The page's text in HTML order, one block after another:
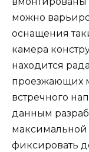
можно
оснащения
камера
находится
проезжающих
встречного
данным
максимальной
фиксировать